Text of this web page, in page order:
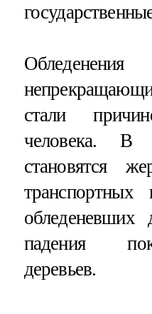
стали
человека. В
становятся
транспортных
обледеневших
падения
деревьев.